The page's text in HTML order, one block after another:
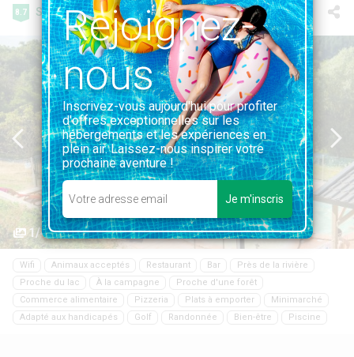
8.7 Super 197 avis
1/44
Wifi Animaux acceptés Restaurant Bar
Près de la rivière
Proche du lac
À la campagne
Proche d'une forêt
Commerce alimentaire
Pizzeria Plats à emporter
Minimarché
Adapté aux handicapés
Golf Randonnée Bien-être Piscine
Rejoignez-
nous
Inscrivez-vous aujourd'hui pour profiter
d'offres exceptionnelles sur les
hébergements et les expériences en
plein air. Laissez-nous inspirer votre
prochaine aventure !
Je m'inscris